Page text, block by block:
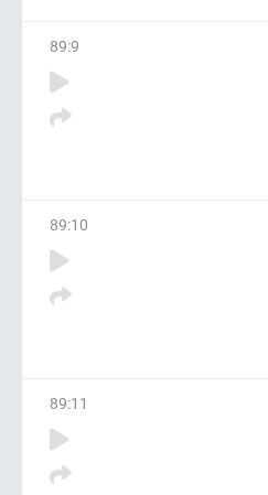
89:9
89:10
89:11